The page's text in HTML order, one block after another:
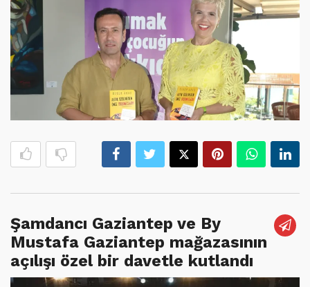
Şamdancı Gaziantep ve By
Mustafa Gaziantep mağazasının
açılışı özel bir davetle kutlandı